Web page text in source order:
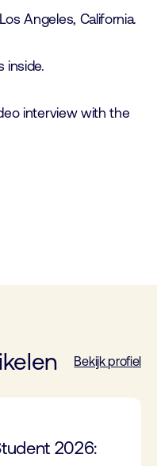
Angeles, California.
inside.
interview with the
Bekijk profiel
2026: